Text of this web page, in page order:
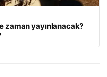
zaman yayınlanacak?